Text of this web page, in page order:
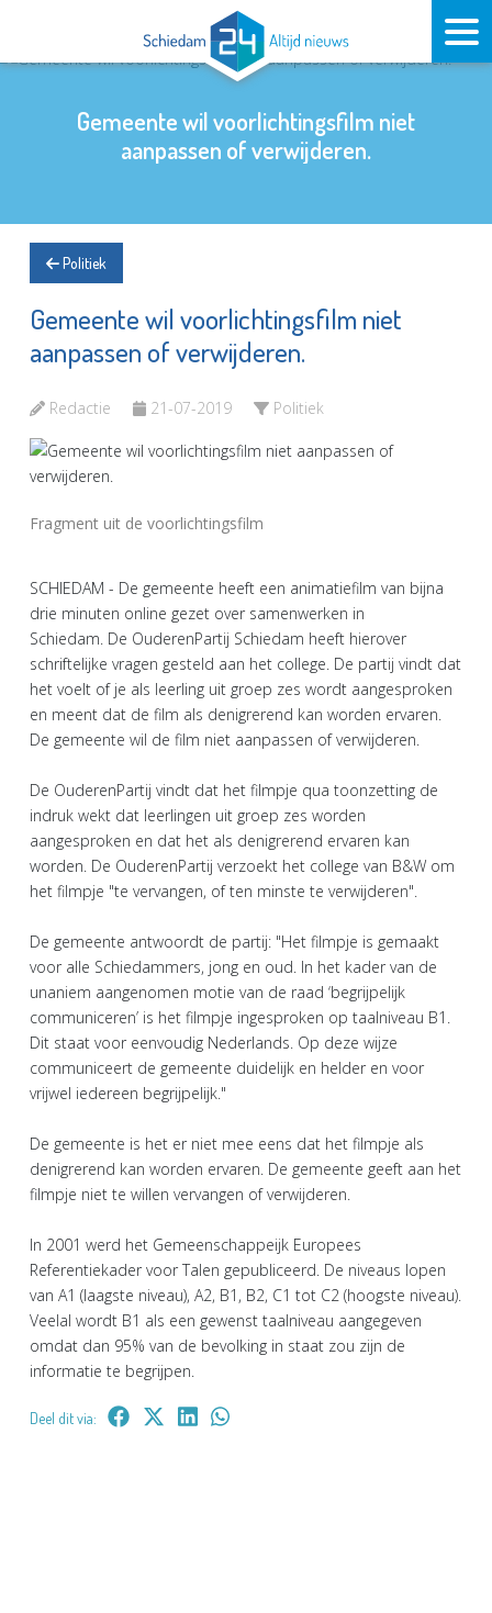
Gemeente wil voorlichtingsfilm niet
aanpassen of verwijderen.
Politiek
Gemeente wil voorlichtingsfilm niet
aanpassen of verwijderen.
Redactie 21-07-2019 Politiek
Fragment uit de voorlichtingsfilm
SCHIEDAM - De gemeente heeft een animatiefilm van bijna
drie minuten online gezet over samenwerken in
Schiedam. De OuderenPartij Schiedam heeft hierover
schriftelijke vragen gesteld aan het college. De partij vindt dat
het voelt of je als leerling uit groep zes wordt aangesproken
en meent dat de film als denigrerend kan worden ervaren.
De gemeente wil de film niet aanpassen of verwijderen.
De OuderenPartij vindt dat het filmpje qua toonzetting de
indruk wekt dat leerlingen uit groep zes worden
aangesproken en dat het als denigrerend ervaren kan
worden. De OuderenPartij verzoekt het college van B&W om
het filmpje "te vervangen, of ten minste te verwijderen".
De gemeente antwoordt de partij: "Het filmpje is gemaakt
voor alle Schiedammers, jong en oud. In het kader van de
unaniem aangenomen motie van de raad ‘begrijpelijk
communiceren’ is het filmpje ingesproken op taalniveau B1.
Dit staat voor eenvoudig Nederlands. Op deze wijze
communiceert de gemeente duidelijk en helder en voor
vrijwel iedereen begrijpelijk."
De gemeente is het er niet mee eens dat het filmpje als
denigrerend kan worden ervaren. De gemeente geeft aan het
filmpje niet te willen vervangen of verwijderen.
In 2001 werd het Gemeenschappeijk Europees
Referentiekader voor Talen gepubliceerd. De niveaus lopen
van A1 (laagste niveau), A2, B1, B2, C1 tot C2 (hoogste niveau).
Veelal wordt B1 als een gewenst taalniveau aangegeven
omdat dan 95% van de bevolking in staat zou zijn de
informatie te begrijpen.
Deel dit via: